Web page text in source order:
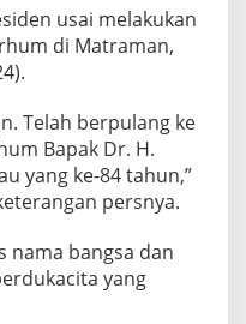
usai melakukan
di Matraman,
Telah berpulang ke
Bapak Dr. H.
yang ke-84 tahun,”
persnya.
nama bangsa dan
yang